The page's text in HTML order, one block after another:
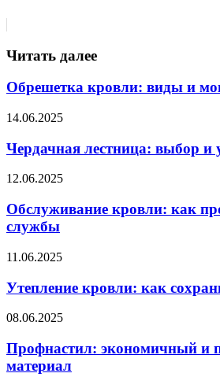
Читать далее
Обрешетка кровли: виды и
14.06.2025
Чердачная лестница: выбор и
12.06.2025
Обслуживание кровли: как
службы
11.06.2025
Утепление кровли: как
08.06.2025
Профнастил: экономичный и
материал